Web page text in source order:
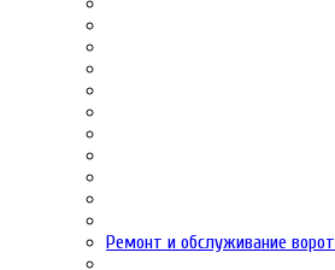
Ремонт и обслуживание ворот